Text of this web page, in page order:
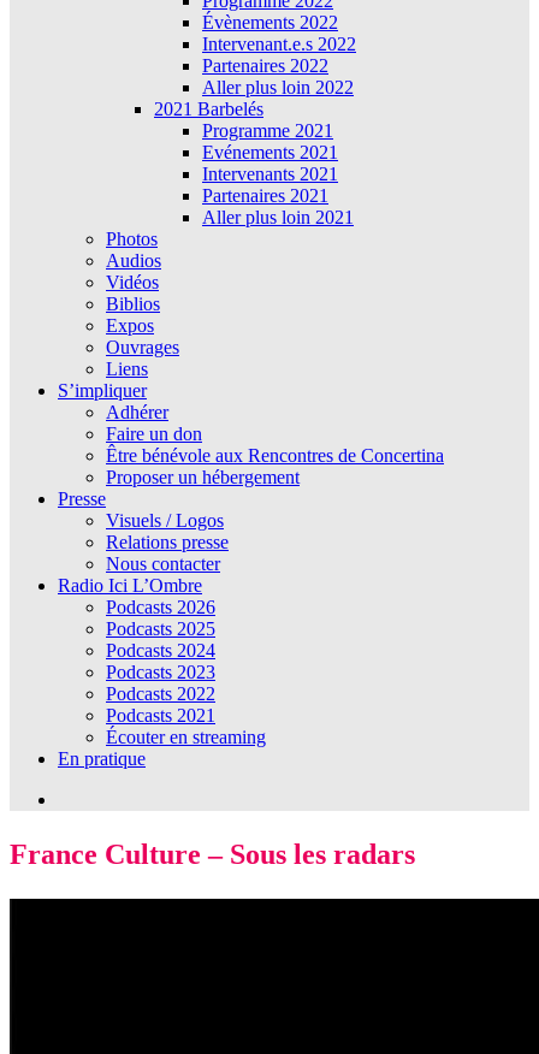
Évènements 2022
Intervenant.e.s 2022
Partenaires 2022
Aller plus loin 2022
2021 Barbelés
Programme 2021
Evénements 2021
Intervenants 2021
Partenaires 2021
Aller plus loin 2021
Photos
Audios
Vidéos
Biblios
Expos
Ouvrages
Liens
S’impliquer
Adhérer
Faire un don
Être bénévole aux Rencontres de Concertina
Proposer un hébergement
Presse
Visuels / Logos
Relations presse
Nous contacter
Radio Ici L’Ombre
Podcasts 2026
Podcasts 2025
Podcasts 2024
Podcasts 2023
Podcasts 2022
Podcasts 2021
Écouter en streaming
En pratique
France Culture – Sous les radars